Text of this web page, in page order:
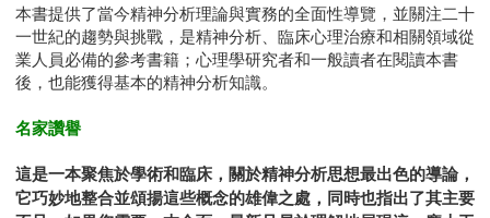
本書提供了當今精神分析理論與實務的全面性導覽，並關注二十
一世紀的趨勢與挑戰，是精神分析、臨床心理治療和相關領域從
業人員必備的參考書籍；心理學研究者和一般讀者在閱讀本書
後，也能獲得基本的精神分析知識。
名家讚譽
這是一本聚焦於學術和臨床，關於精神分析思想最出色的導論，
它巧妙地整合並頌揚這些概念的雄偉之處，同時也指出了其主要